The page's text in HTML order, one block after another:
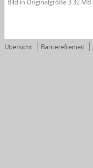
Bild in Originalgröße3.32 MB
Übersicht
Barrierefreiheit